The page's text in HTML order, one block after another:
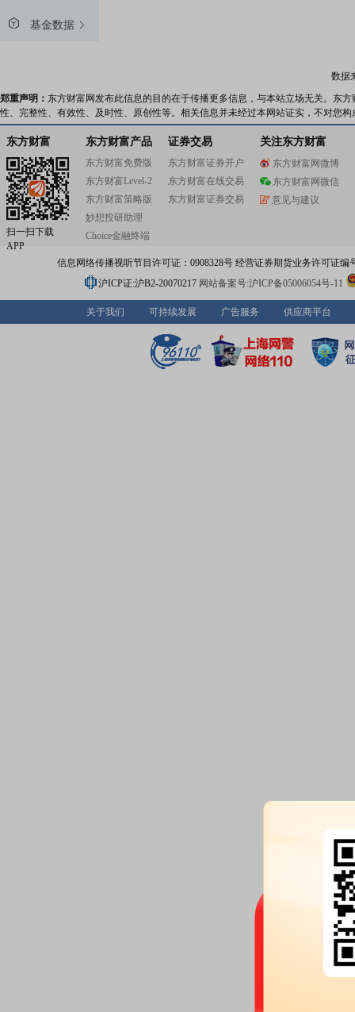
基金数据
数据
郑重声明： 东方财富网发布此信息的目的在于传播更多信息，与本站立场无关。东
性、完整性、有效性、及时性、原创性等。相关信息并未经过本网站证实，不对您
东方财富
扫一扫下载
APP
东方财富产品
东方财富免费版
东方财富Level-2
东方财富策略版
妙想投研助理
Choice金融终端
证券交易
东方财富证券开户
东方财富在线交易
东方财富证券交易
关注东方财富
东方财富网微博
东方财富网微信
意见与建议
信息网络传播视听节目许可证：0908328号 经营证券期货业务许可证编
沪ICP证:沪B2-20070217 网站备案号:沪ICP备05006054号-11
关于我们 可持续发展 广告服务 供应商平台